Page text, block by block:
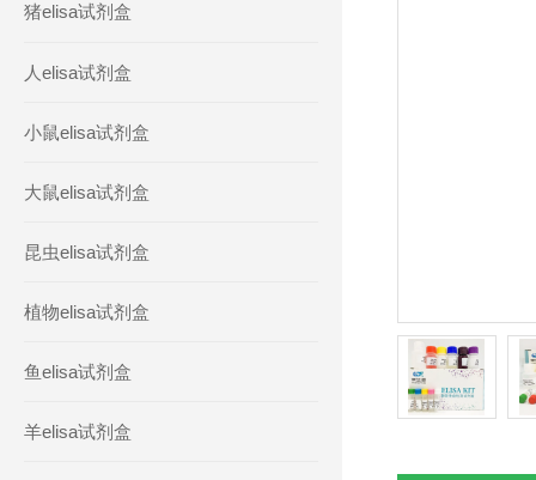
猪elisa试剂盒
人elisa试剂盒
小鼠elisa试剂盒
大鼠elisa试剂盒
昆虫elisa试剂盒
植物elisa试剂盒
鱼elisa试剂盒
羊elisa试剂盒